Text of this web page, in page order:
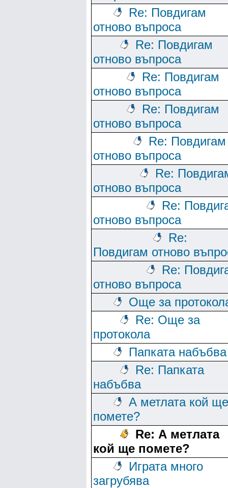
Re: Повдигам
отново въпроса
Re: Повдигам
отново въпроса
Re: Повдигам
отново въпроса
Re: Повдигам
отново въпроса
Re: Повдигам
отново въпроса
Re:
отново въпроса
Re:
отново въпроса
Re:
Повдигам отново
Re:
отново въпроса
Още за
Re: Още за
протокола
Папката набъбва
Re: Папката
набъбва
А метлата кой ще
помете?
Re: А метлата
кой ще помете?
Играта много
загрубява